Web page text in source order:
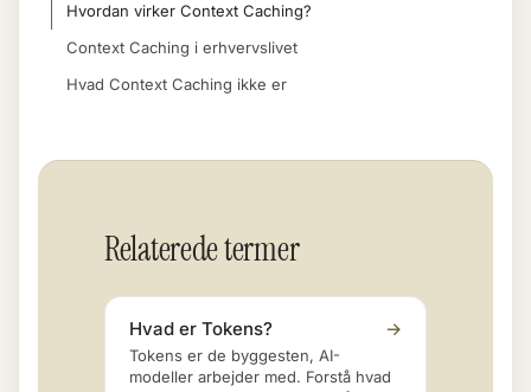
Hvordan virker Context Caching?
Context Caching i erhvervslivet
Hvad Context Caching ikke er
Relaterede termer
Hvad er Tokens? →
Tokens er de byggesten, AI-
modeller arbejder med. Forstå hvad